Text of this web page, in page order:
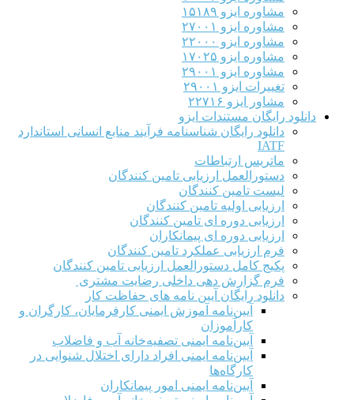
مشاوره ایزو ۱۵۱۸۹
مشاوره ایزو ۲۷۰۰۱
مشاوره ایزو ۲۲۰۰۰
مشاوره ایزو ۱۷۰۲۵
مشاوره ایزو ۲۹۰۰۱
تغییرات ایزو ۲۹۰۰۱
مشاور ایزو ۲۲۷۱۶
دانلود رایگان مستندات ایزو
دانلود رایگان شناسنامه فرآیند منابع انسانی استاندارد
IATF
ماتریس ارتباطات
دستورالعمل ارزیابی تامین کنندگان
لیست تامین کنندگان
ارزیابی اولیه تامین کنندگان
ارزیابی دوره ای تامین کنندگان
ارزیابی دوره ای پیمانکاران
فرم ارزيابی عملکرد تامین کنندگان
پکیج کامل دستورالعمل ارزیابی تامین کنندگان
فرم گزارش دهی داخلی رضایت مشتری
دانلود رایگان آیین نامه های حفاظت کار
آیین‌نامه آموزش ایمنی کارفرمایان، کارگران و
کارآموزان
آیین‌نامه ایمنی تصفیه‌خانه آب و فاضلاب
آیین‌نامه ایمنی افراد دارای اختلال شنوایی در
کارگاه‌ها
آیین‌نامه ایمنی امور پیمانکاران